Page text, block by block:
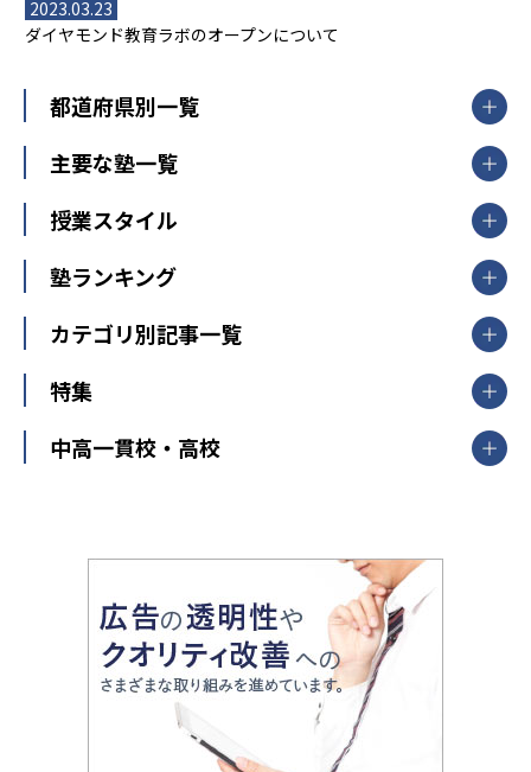
2023.03.23
ダイヤモンド教育ラボのオープンについて
都道府県別一覧
北海道・東北
山形県
福島県
関東
東京都
神奈川県
茨城県
栃木県
群馬県
新潟県
中部
愛知県
静岡県
長野県
大阪府
兵庫県 京都府 奈良県
和歌山県
鳥取県
島根県 岡山県 広島県
香川県
高知県
主要な塾一覧
【掲載塾一覧を見る】
東京個別指導学院
明光義塾
個別教室のトライ
武田塾
授業スタイル
個別指導
オンライン指導
塾ランキング
中学受験ランキング
カテゴリ別記事一覧
中学受験
大学受験
教育全般
大学受験塾の選び方
中学受験に熱心な市区町村ランキング
小学校受験
家庭教師
特集
開成番長直伝！子どもの受験を成功させる方法
運動と遊びを考える
情報Ⅰ、数学が苦手な人注目！最短距離の学力
アップ法
悩み多き「大学受験」相談室
英語・英会話・英検対策
小学校教師が解説！中学受験のリアル
中高一貫校・高校
大学入試改革
ママテクエグザム
進化する中高一貫校・高校